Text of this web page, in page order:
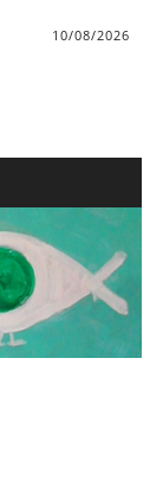
10/08/2026